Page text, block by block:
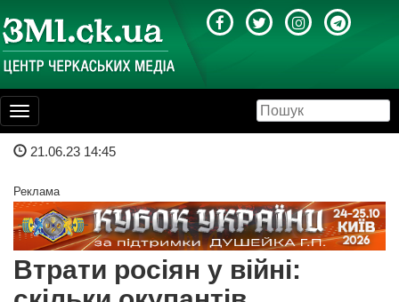
Toggle
navigation
21.06.23 14:45
Реклама
Втрати росіян у війні: